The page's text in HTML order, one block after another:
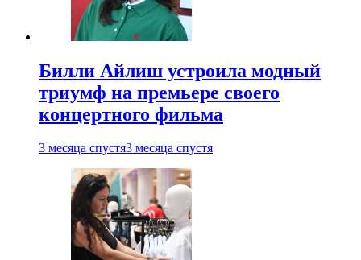
Билли Айлиш устроила модный
триумф на премьере своего
концертного фильма
3 месяца спустя3 месяца спустя